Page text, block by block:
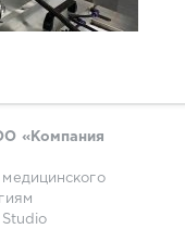
«Компания